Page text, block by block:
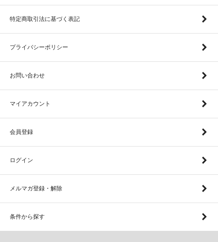
特定商取引法に基づく表記
プライバシーポリシー
お問い合わせ
マイアカウント
会員登録
ログイン
メルマガ登録・解除
条件から探す